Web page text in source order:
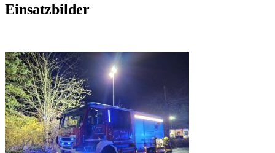
Einsatzbilder